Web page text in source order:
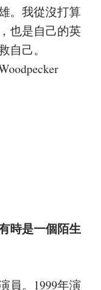
。我從沒打算
也是自己的英
自己。
時是一個陌生
員。1999年演